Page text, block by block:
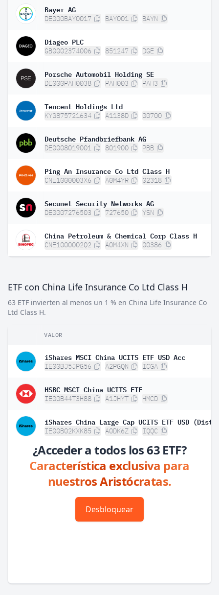
Bayer AG
DE000BAY0017 BAY001 BAYN
Diageo PLC
GB0002374006 851247 DGE
Porsche Automobil Holding SE
DE000PAH0038 PAH003 PAH3
Tencent Holdings Ltd
KYG875721634 A1138D 00700
Deutsche Pfandbriefbank AG
DE0008019001 801900 PBB
Ping An Insurance Co Ltd Class H
CNE1000003X6 A0M4YR 02318
Secunet Security Networks AG
DE0007276503 727650 YSN
China Petroleum & Chemical Corp Class H
CNE1000002Q2 A0M4XN 00386
ETF con China Life Insurance Co Ltd Class H
63 ETF invierten al menos un 1 % en China Life Insurance Co
Ltd Class H.
VALOR
iShares MSCI China UCITS ETF USD Acc
IE00BJ5JPG56 A2PGQN ICGA
HSBC MSCI China UCITS ETF
IE00B44T3H88 A1JHYT HMCD
iShares China Large Cap UCITS ETF USD (Dist)
IE00B02KXK85 A0DK6Z IQQC
¿Acceder a todos los 63 ETF?
Característica exclusiva para
nuestros Aristócratas.
Desbloquear